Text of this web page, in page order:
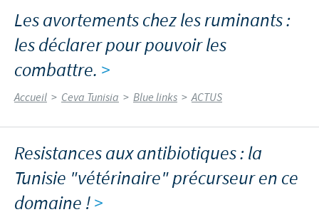
Les avortements chez les ruminants :
les déclarer pour pouvoir les
combattre. >
Accueil > Ceva Tunisia > Blue links > ACTUS
Resistances aux antibiotiques : la
Tunisie "vétérinaire" précurseur en ce
domaine !>